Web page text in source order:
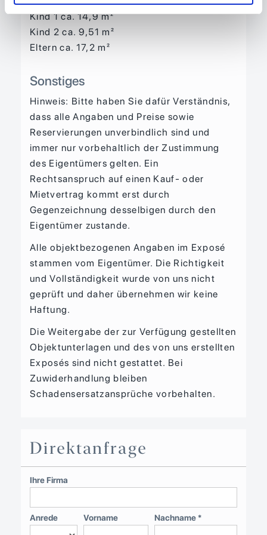
Kind 1 ca. 14,9 m²
Kind 2 ca. 9,51 m²
Eltern ca. 17,2 m²
Sonstiges
Hinweis: Bitte haben Sie dafür Verständnis,
dass alle Angaben und Preise sowie
Reservierungen unverbindlich sind und
immer nur vorbehaltlich der Zustimmung
des Eigentümers gelten. Ein
Rechtsanspruch auf einen Kauf- oder
Mietvertrag kommt erst durch
Gegenzeichnung desselbigen durch den
Eigentümer zustande.
Alle objektbezogenen Angaben im Exposé
stammen vom Eigentümer. Die Richtigkeit
und Vollständigkeit wurde von uns nicht
geprüft und daher übernehmen wir keine
Haftung.
Die Weitergabe der zur Verfügung gestellten
Objektunterlagen und des von uns erstellten
Exposés sind nicht gestattet. Bei
Zuwiderhandlung bleiben
Schadensersatzansprüche vorbehalten.
Direktanfrage
Ihre Firma
Anrede Vorname Nachname *